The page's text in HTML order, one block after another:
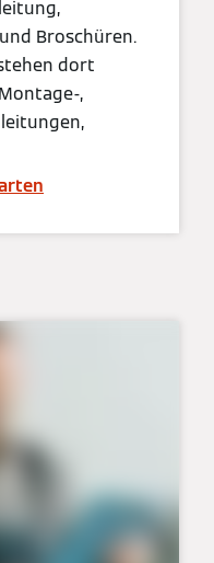
Broschüren.
dort
,